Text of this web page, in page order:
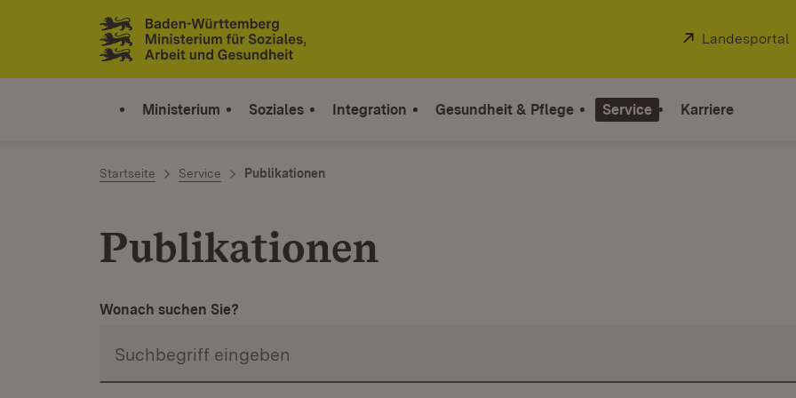
Zum Inhalt springen
Link zur Startseite
Extern:
Landesportal
Ministerium Soziales Integration Gesundheit & Pflege Service Karriere
Startseite Service Publikationen
Publikationen
Wonach suchen Sie?